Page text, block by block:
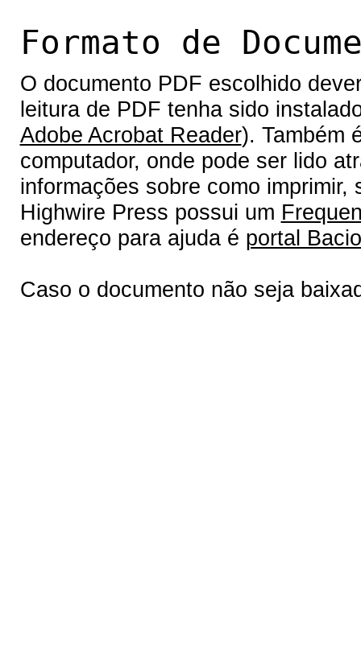
Formato de
O documento PDF escolhido
leitura de PDF tenha sido
Adobe Acrobat Reader). Também
computador, onde pode ser lido
informações sobre como
Highwire Press possui um
endereço para ajuda é portal
Caso o documento não seja